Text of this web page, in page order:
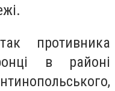
противника
в районі